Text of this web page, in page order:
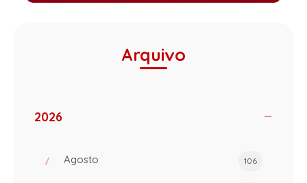
Arquivo
2026
Agosto 106